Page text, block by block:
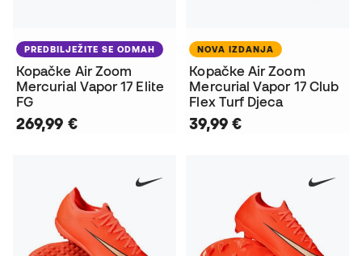
PREDBILJEŽITE SE ODMAH
Kopačke Air Zoom
Mercurial Vapor 17 Elite
FG
269,99 €
NOVA IZDANJA
Kopačke Air Zoom
Mercurial Vapor 17 Club
Flex Turf Djeca
39,99 €